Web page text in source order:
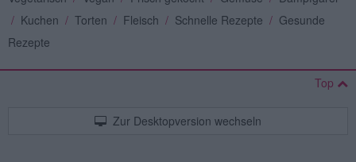
/ Kuchen / Torten / Fleisch / Schnelle Rezepte / Gesunde
Rezepte
Top
Zur Desktopversion wechseln